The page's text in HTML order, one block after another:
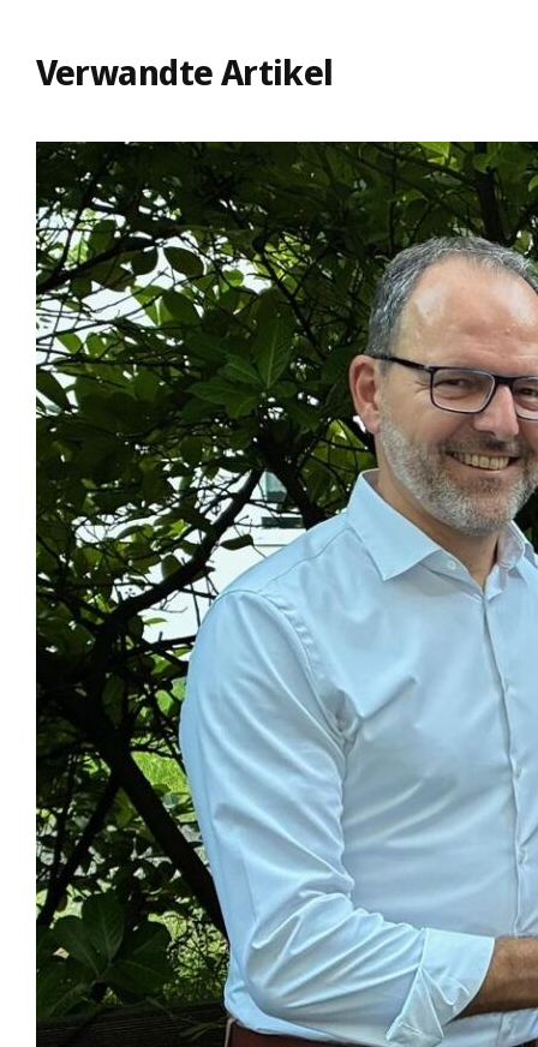
Verwandte Artikel